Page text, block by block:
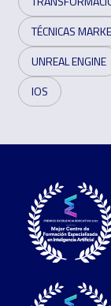
TÉCNICAS
UNREAL ENGINE
IOS